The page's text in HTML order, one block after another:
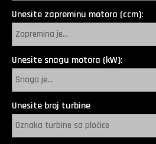
Unesite zapreminu motora (ccm):
Unesite snagu motora (kW):
Unesite broj turbine